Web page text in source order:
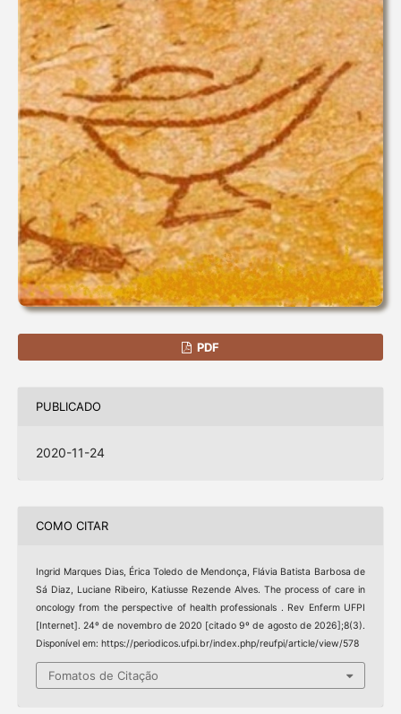
PDF
PUBLICADO
2020-11-24
COMO CITAR
Ingrid Marques Dias, Érica Toledo de Mendonça, Flávia Batista Barbosa de
Sá Diaz, Luciane Ribeiro, Katiusse Rezende Alves. The process of care in
oncology from the perspective of health professionals . Rev Enferm UFPI
[Internet]. 24º de novembro de 2020 [citado 9º de agosto de 2026];8(3).
Disponível em: https://periodicos.ufpi.br/index.php/reufpi/article/view/578
Fomatos de Citação